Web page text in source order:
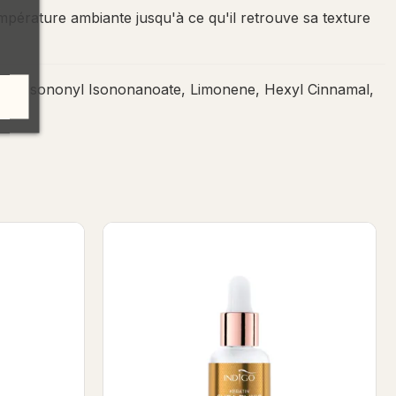
ambiante jusqu'à ce qu'il retrouve sa texture
Isononyl Isononanoate, Limonene, Hexyl Cinnamal,